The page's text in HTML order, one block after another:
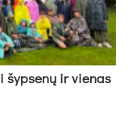
šyp­se­nų ir vie­nas